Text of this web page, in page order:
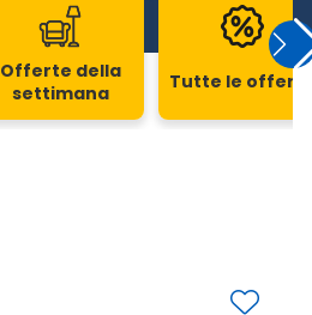
Offerte della
settimana
Tutte le